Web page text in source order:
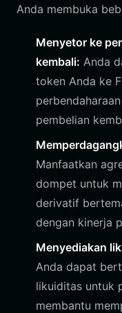
Anda membuka
Menyetor ke
kembali: Anda
token Anda ke
pembelian
Manfaatkan
dompet untuk
derivatif
dengan kinerja
Menyediakan
Anda dapat
likuiditas untuk
membantu